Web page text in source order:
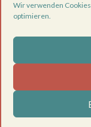
Wir verwenden
optimieren.
psychischen
bitte an eine
Cookie-Richtlinie